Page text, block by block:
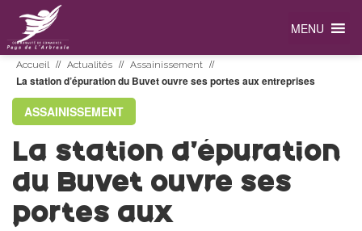
MENU
Accueil // Actualités // Assainissement //
La station d’épuration du Buvet ouvre ses portes aux entreprises
ASSAINISSEMENT
La station d’épuration
du Buvet ouvre ses
portes aux